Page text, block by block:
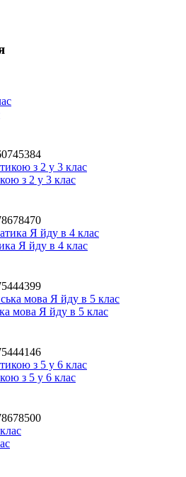
з 2 у 3 клас
Я йду в 4 клас
мова Я йду в 5 клас
з 5 у 6 клас